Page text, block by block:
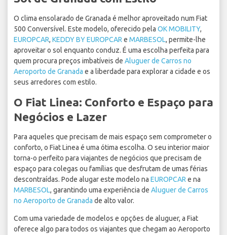
O clima ensolarado de Granada é melhor aproveitado num Fiat
500 Conversível. Este modelo, oferecido pela OK MOBILITY,
EUROPCAR, KEDDY BY EUROPCAR e MARBESOL, permite-lhe
aproveitar o sol enquanto conduz. É uma escolha perfeita para
quem procura preços imbatíveis de Aluguer de Carros no
Aeroporto de Granada e a liberdade para explorar a cidade e os
seus arredores com estilo.
O Fiat Linea: Conforto e Espaço para
Negócios e Lazer
Para aqueles que precisam de mais espaço sem comprometer o
conforto, o Fiat Linea é uma ótima escolha. O seu interior maior
torna-o perfeito para viajantes de negócios que precisam de
espaço para colegas ou famílias que desfrutam de umas férias
descontraídas. Pode alugar este modelo na EUROPCAR e na
MARBESOL, garantindo uma experiência de Aluguer de Carros
no Aeroporto de Granada de alto valor.
Com uma variedade de modelos e opções de aluguer, a Fiat
oferece algo para todos os viajantes que chegam ao Aeroporto